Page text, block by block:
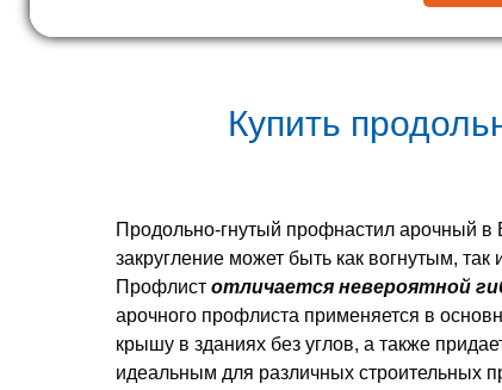
Купить
Продольно-гнутый профнастил арочный в
закругление может быть как вогнутым,
Профлист отличается невероятной
арочного профлиста применяется в
крышу в зданиях без углов, а также
идеальным для различных строительных